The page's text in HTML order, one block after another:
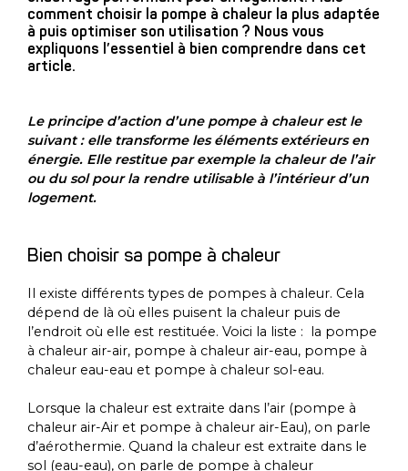
comment choisir la pompe à chaleur la plus adaptée
à puis optimiser son utilisation ? Nous vous
expliquons l’essentiel à bien comprendre dans cet
article.
Le principe d’action d’une pompe à chaleur est le
suivant : elle transforme les éléments extérieurs en
énergie. Elle restitue par exemple la chaleur de l’air
ou du sol pour la rendre utilisable à l’intérieur d’un
logement.
Bien choisir sa pompe à chaleur
Il existe différents types de pompes à chaleur. Cela
dépend de là où elles puisent la chaleur puis de
l’endroit où elle est restituée. Voici la liste : la pompe
à chaleur air-air, pompe à chaleur air-eau, pompe à
chaleur eau-eau et pompe à chaleur sol-eau.
Lorsque la chaleur est extraite dans l’air (pompe à
chaleur air-Air et pompe à chaleur air-Eau), on parle
d’aérothermie. Quand la chaleur est extraite dans le
sol (eau-eau), on parle de pompe à chaleur
Ville*
* Informations obligatoires